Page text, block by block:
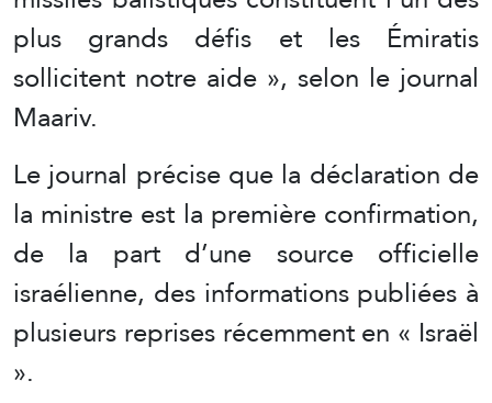
plus grands défis et les Émiratis
sollicitent notre aide », selon le journal
Maariv.
Le journal précise que la déclaration de
la ministre est la première confirmation,
de la part d’une source officielle
israélienne, des informations publiées à
plusieurs reprises récemment en « Israël
».